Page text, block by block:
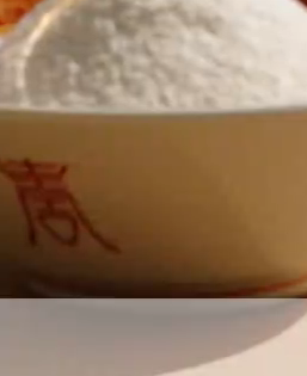
採用情報
日清製粉グループ
企業情報
安全・安心への取り組み
ニュースリリース
「アミュリア」についてはこちら
安全・安心への取り組みはこちら
創・食Ｃｌｕｂについてはこちら